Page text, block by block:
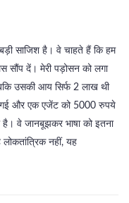
साजिश है। वे चाहते हैं कि हम
सौंप दें। मेरी पड़ोसन को लगा
उसकी आय सिर्फ 2 लाख थी
गई और एक एजेंट को 5000 रुपये
है। वे जानबूझकर भाषा को इतना
नहीं, यह